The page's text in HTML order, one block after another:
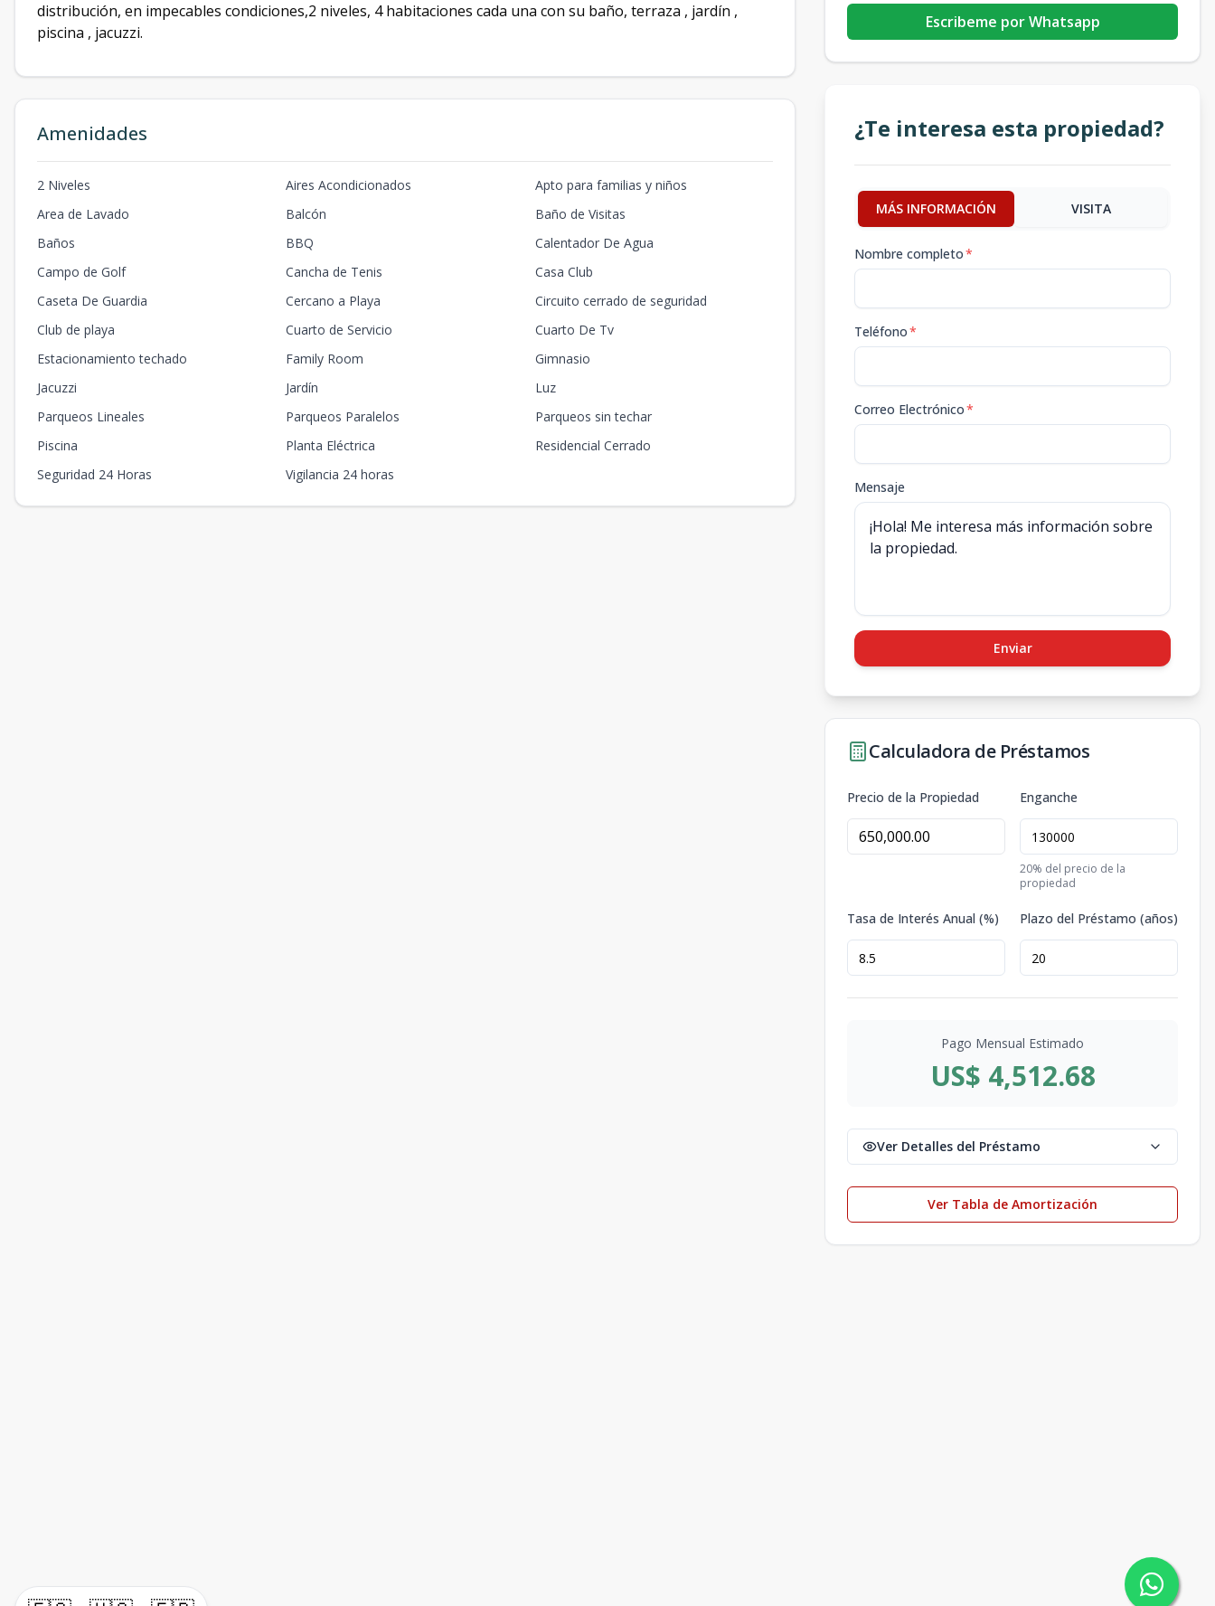
distribución, en impecables condiciones,2 niveles, 4 habitaciones cada una con su baño, terraza , jardín ,
piscina , jacuzzi.
Amenidades
2 Niveles Aires Acondicionados
Apto para familias y niños
Area de Lavado
Balcón
Baño de Visitas
Baños
BBQ
Calentador De Agua
Campo de Golf
Cancha de Tenis
Casa Club
Caseta De Guardia
Cercano a Playa
Circuito cerrado de seguridad
Club de playa
Cuarto de Servicio
Cuarto De Tv
Estacionamiento techado
Family Room
Gimnasio
Jacuzzi
Jardín
Luz
Parqueos Lineales
Parqueos Paralelos
Parqueos sin techar
Piscina
Planta Eléctrica
Residencial Cerrado
Seguridad 24 Horas
Vigilancia 24 horas
Escribeme por Whatsapp
¿Te interesa esta propiedad?
MÁS INFORMACIÓN VISITA
Nombre completo*
Teléfono*
Correo Electrónico*
Mensaje
Enviar
Calculadora de Préstamos
Precio de la Propiedad Enganche
20% del precio de la
propiedad
Tasa de Interés Anual (%) Plazo del Préstamo (años)
Pago Mensual Estimado
US$ 4,512.68
Ver Detalles del Préstamo
Ver Tabla de Amortización